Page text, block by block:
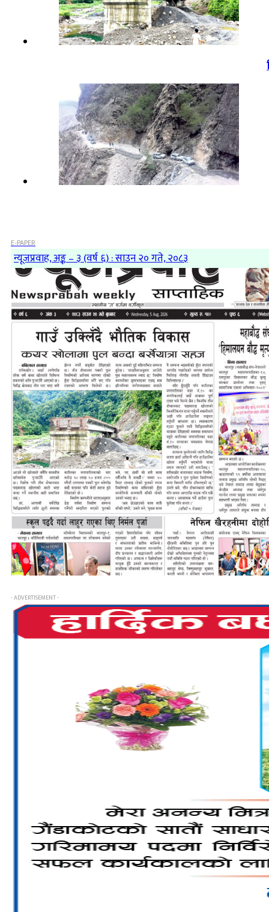
E-PAPER
न्यूजप्रवाह, अङ्क – ३ (वर्ष ६) : साउन २० गते, २०८३
- ADVERTISEMENT -